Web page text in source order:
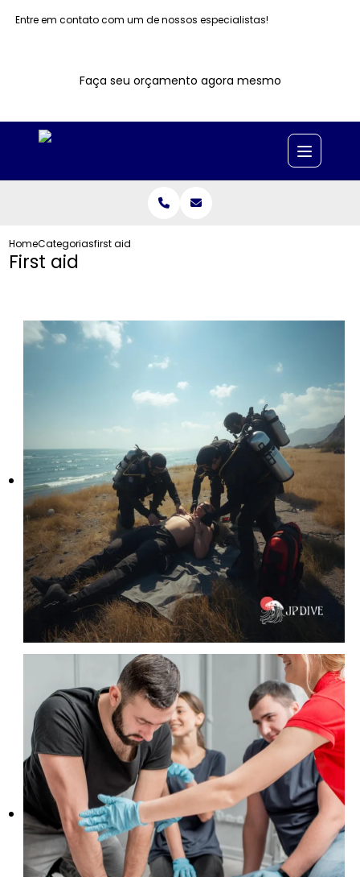
Entre em contato com um de nossos especialistas!
Faça seu orçamento agora mesmo
HomeCategoriasfirst aid
First aid